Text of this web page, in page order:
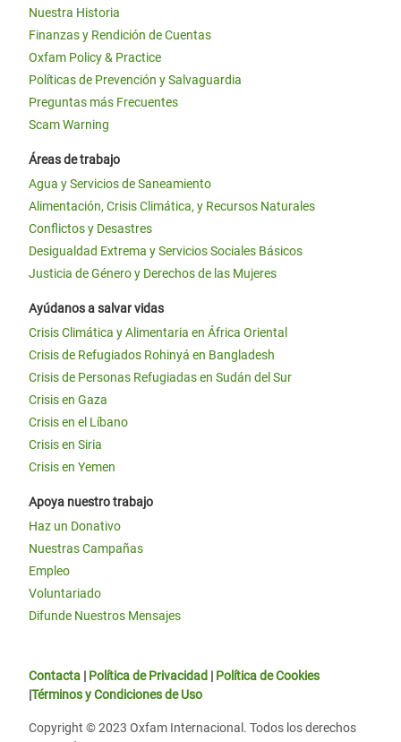
Nuestra Historia
Finanzas y Rendición de Cuentas
Oxfam Policy & Practice
Políticas de Prevención y Salvaguardia
Preguntas más Frecuentes
Scam Warning
Áreas de trabajo
Agua y Servicios de Saneamiento
Alimentación, Crisis Climática, y Recursos Naturales
Conflictos y Desastres
Desigualdad Extrema y Servicios Sociales Básicos
Justicia de Género y Derechos de las Mujeres
Ayúdanos a salvar vidas
Crisis Climática y Alimentaria en África Oriental
Crisis de Refugiados Rohinyá en Bangladesh
Crisis de Personas Refugiadas en Sudán del Sur
Crisis en Gaza
Crisis en el Líbano
Crisis en Siria
Crisis en Yemen
Apoya nuestro trabajo
Haz un Donativo
Nuestras Campañas
Empleo
Voluntariado
Difunde Nuestros Mensajes
Contacta | Política de Privacidad | Política de Cookies
|Términos y Condiciones de Uso
Copyright © 2023 Oxfam Internacional. Todos los derechos